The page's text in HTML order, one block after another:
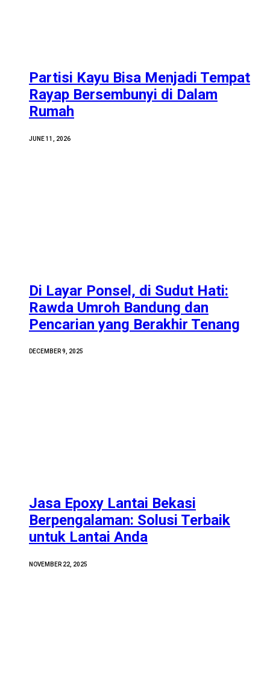
Partisi Kayu Bisa Menjadi Tempat
Rayap Bersembunyi di Dalam
Rumah
JUNE 11, 2026
Di Layar Ponsel, di Sudut Hati:
Rawda Umroh Bandung dan
Pencarian yang Berakhir Tenang
DECEMBER 9, 2025
Jasa Epoxy Lantai Bekasi
Berpengalaman: Solusi Terbaik
untuk Lantai Anda
NOVEMBER 22, 2025